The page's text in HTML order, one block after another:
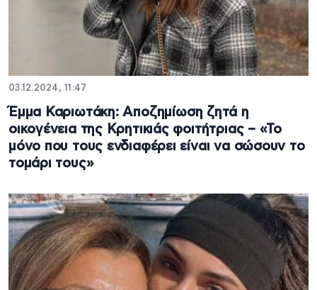
03.12.2024, 11:47
Έμμα Καριωτάκη: Αποζημίωση ζητά η
οικογένεια της Κρητικιάς φοιτήτριας – «Το
μόνο που τους ενδιαφέρει είναι να σώσουν το
τομάρι τους»